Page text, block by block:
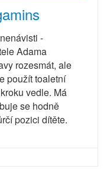
-
Adama
rozesmát, ale
použít toaletní
vedle. Má
se hodně
pozici dítěte.